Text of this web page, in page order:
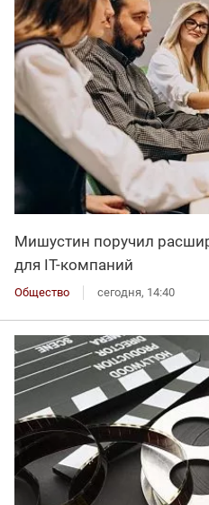
Мишустин поручил
для IT-компаний
Общество сегодня, 14:40